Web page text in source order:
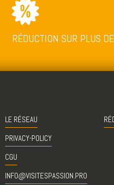
RÉDUCTION SUR PLUS
LE RÉSEAU
PRIVACY-POLICY
CGU
INFO@VISITESPASSION.PRO